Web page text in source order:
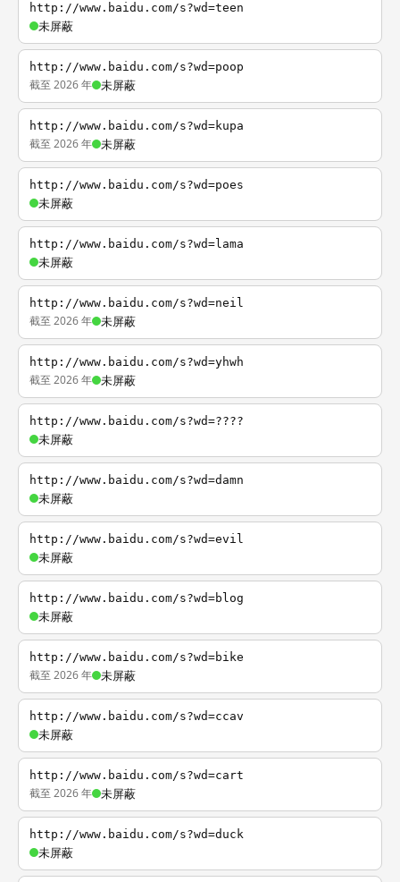
http://www.baidu.com/s?wd=teen
未屏蔽
http://www.baidu.com/s?wd=poop
截至 2026 年 未屏蔽
http://www.baidu.com/s?wd=kupa
截至 2026 年 未屏蔽
http://www.baidu.com/s?wd=poes
未屏蔽
http://www.baidu.com/s?wd=lama
未屏蔽
http://www.baidu.com/s?wd=neil
截至 2026 年 未屏蔽
http://www.baidu.com/s?wd=yhwh
截至 2026 年 未屏蔽
http://www.baidu.com/s?wd=????
未屏蔽
http://www.baidu.com/s?wd=damn
未屏蔽
http://www.baidu.com/s?wd=evil
未屏蔽
http://www.baidu.com/s?wd=blog
未屏蔽
http://www.baidu.com/s?wd=bike
截至 2026 年 未屏蔽
http://www.baidu.com/s?wd=ccav
未屏蔽
http://www.baidu.com/s?wd=cart
截至 2026 年 未屏蔽
http://www.baidu.com/s?wd=duck
未屏蔽